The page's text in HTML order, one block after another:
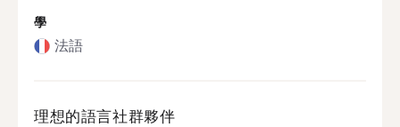
學
法語
理想的語言社群夥伴